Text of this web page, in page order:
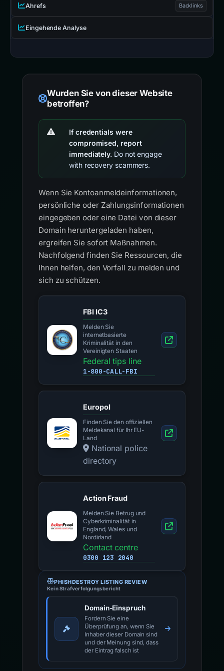
Ahrefs Backlinks
Eingehende Analyse
Wurden Sie von dieser Website
betroffen?
If credentials were
compromised, report
immediately. Do not engage
with recovery scammers.
Wenn Sie Kontoanmeldeinformationen,
persönliche oder Zahlungsinformationen
eingegeben oder eine Datei von dieser
Domain heruntergeladen haben,
ergreifen Sie sofort Maßnahmen.
Nachfolgend finden Sie Ressourcen, die
Ihnen helfen, den Vorfall zu melden und
sich zu schützen.
FBI IC3
Melden Sie
internetbasierte
Kriminalität in den
Vereinigten Staaten
Federal tips line
1-800-CALL-FBI
Europol
Finden Sie den offiziellen
Meldekanal für Ihr EU-
Land
National police
directory
Action Fraud
Melden Sie Betrug und
Cyberkriminalität in
England, Wales und
Nordirland
Contact centre
0300 123 2040
PHISHDESTROY LISTING REVIEW
Kein Strafverfolgungsbericht
Domain-Einspruch
Fordern Sie eine
Überprüfung an, wenn Sie
Inhaber dieser Domain sind
und der Meinung sind, dass
der Eintrag falsch ist